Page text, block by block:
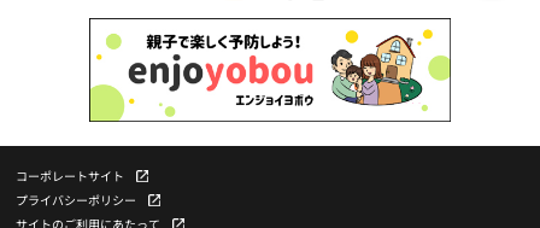
コーポレートサイト
プライバシーポリシー
サイトのご利用にあたって